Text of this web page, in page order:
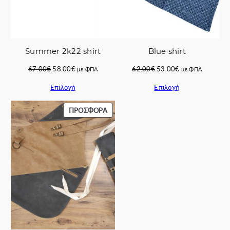
Summer 2k22 shirt
67.00€ Original
was:
67.00€.
58.00€Η
τιμή
είναι:
58.00€.
με ΦΠΑ
Επιλογή
Blue shirt
62.00€ Original
was:
53.00€Η
τιμή
με ΦΠΑ
Επιλογή
ΠΡΟΣΦΟΡΆΠΡΟΪΌΝ
ΣΕ
ΠΡΟΣΦΟΡΆ